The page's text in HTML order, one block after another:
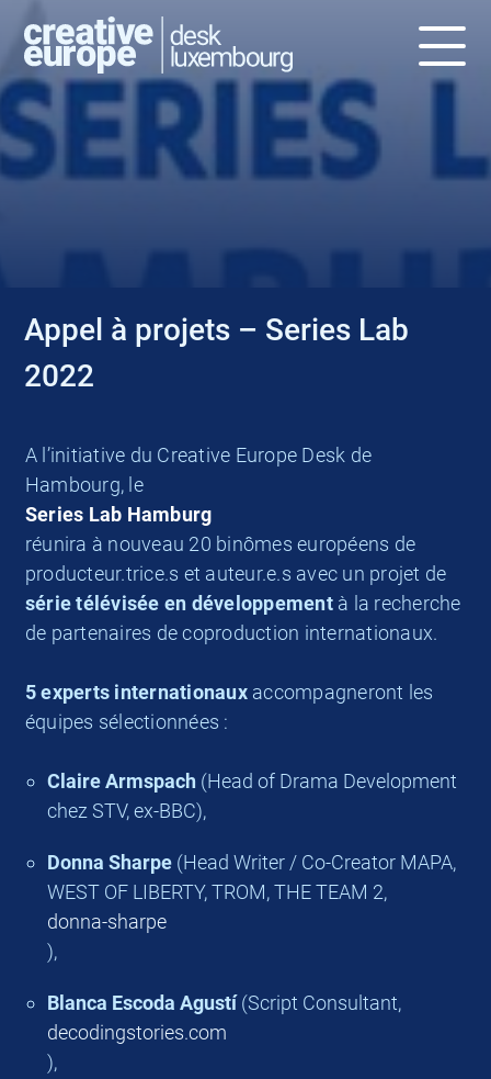
CALL - DEADLINE: APRIL 14,
2022
Appel à projets – Series Lab
2022
A l’initiative du Creative Europe Desk de
Hambourg, le
Series Lab Hamburg
réunira à nouveau 20 binômes européens de
producteur.trice.s et auteur.e.s avec un projet de
série télévisée en développementà la recherche
de partenaires de coproduction internationaux.
5 experts internationaux accompagneront les
équipes sélectionnées :
Claire Armspach (Head of Drama Development
chez STV, ex-BBC),
Donna Sharpe (Head Writer / Co-Creator MAPA,
WEST OF LIBERTY, TROM, THE TEAM 2,
donna-sharpe
),
Blanca Escoda Agustí(Script Consultant,
decodingstories.com
),